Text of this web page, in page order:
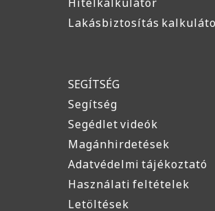
Lakásbiztosítás
SEGÍTSÉG
Segítség
Segédlet videók
Magánhirdetések
Adatvédelmi tájékoztató
Használati feltételek
Letöltések